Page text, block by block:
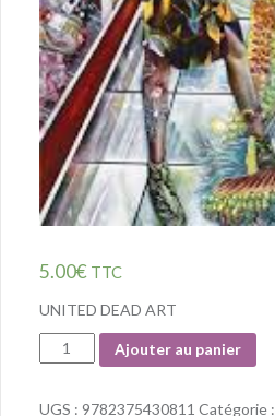
5.00€ TTC
UNITED DEAD ART
Quantité
Ajouter au panier
UGS : 9782375430811 Catégorie :